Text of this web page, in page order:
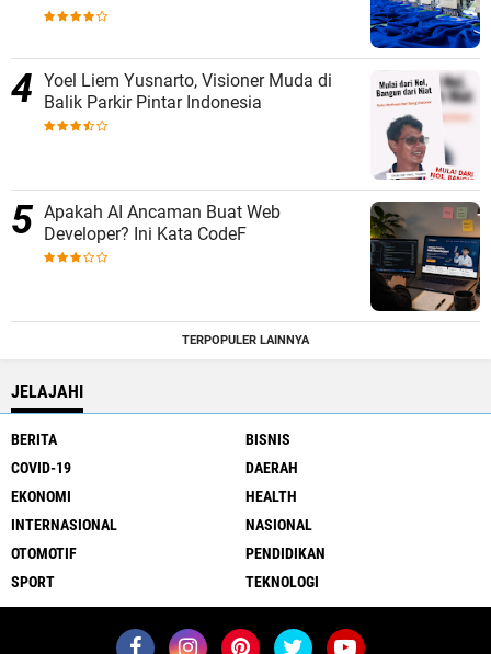
Yoel Liem Yusnarto, Visioner Muda di
Balik Parkir Pintar Indonesia
Apakah AI Ancaman Buat Web
Developer? Ini Kata CodeF
TERPOPULER LAINNYA
JELAJAHI
BERITA
BISNIS
COVID-19
DAERAH
EKONOMI
HEALTH
INTERNASIONAL
NASIONAL
OTOMOTIF
PENDIDIKAN
SPORT
TEKNOLOGI